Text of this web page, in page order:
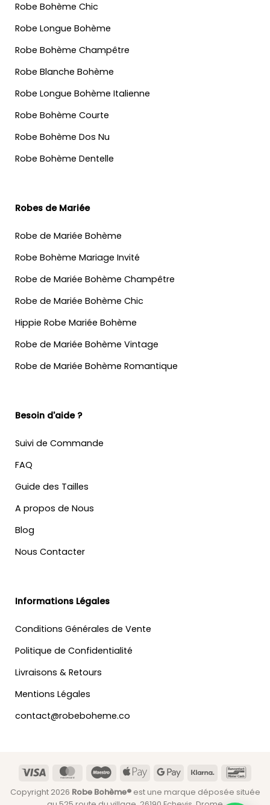
Robe Bohème Chic
Robe Longue Bohème
Robe Bohème Champêtre
Robe Blanche Bohème
Robe Longue Bohème Italienne
Robe Bohème Courte
Robe Bohème Dos Nu
Robe Bohème Dentelle
Robes de Mariée
Robe de Mariée Bohème
Robe Bohème Mariage Invité
Robe de Mariée Bohème Champêtre
Robe de Mariée Bohème Chic
Hippie Robe Mariée Bohème
Robe de Mariée Bohème Vintage
Robe de Mariée Bohème Romantique
Besoin d'aide ?
Suivi de Commande
FAQ
Guide des Tailles
A propos de Nous
Blog
Nous Contacter
Informations Légales
Conditions Générales de Vente
Politique de Confidentialité
Livraisons & Retours
Mentions Légales
contact@robeboheme.co
Visa MasterCardMaestroApple
Google Klarna
Copyright 2026 Robe Bohème®est une marque déposée située